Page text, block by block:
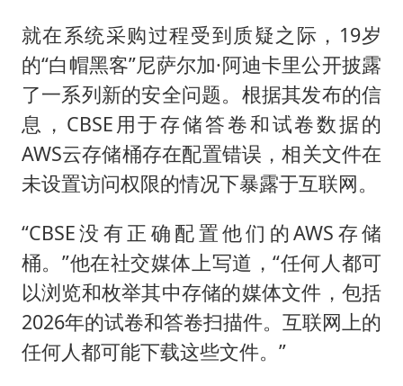
就在系统采购过程受到质疑之际，19岁
的“白帽黑客”尼萨尔加·阿迪卡里公开披露
了一系列新的安全问题。根据其发布的信
息，CBSE用于存储答卷和试卷数据的
AWS云存储桶存在配置错误，相关文件在
未设置访问权限的情况下暴露于互联网。
“CBSE没有正确配置他们的AWS存储
桶。”他在社交媒体上写道，“任何人都可
以浏览和枚举其中存储的媒体文件，包括
2026年的试卷和答卷扫描件。互联网上的
任何人都可能下载这些文件。”